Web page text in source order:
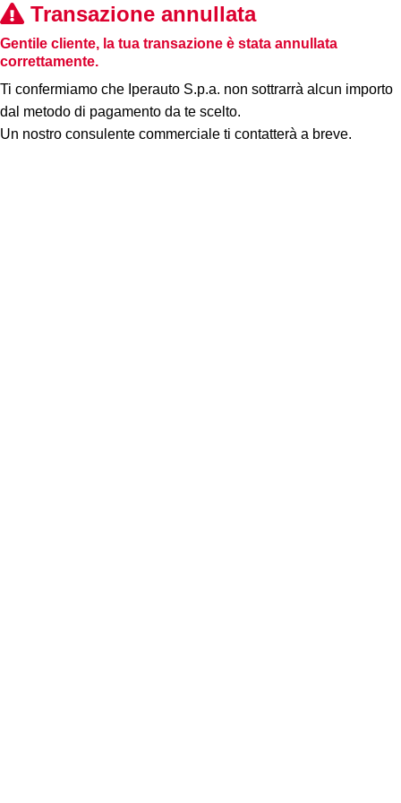
Transazione annullata
Gentile cliente, la tua transazione è stata annullata
correttamente.
Ti confermiamo che Iperauto S.p.a. non sottrarrà alcun importo
dal metodo di pagamento da te scelto.
Un nostro consulente commerciale ti contatterà a breve.